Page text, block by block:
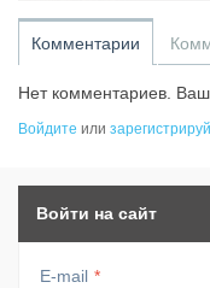
Комментарии
Нет комментариев.
Войдите или
Войти на сайт
E-mail